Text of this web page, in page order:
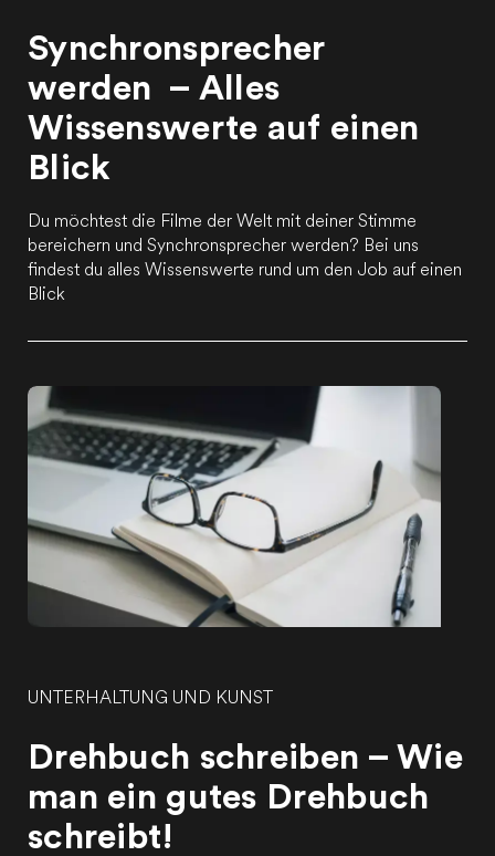
Synchronsprecher
werden – Alles
Wissenswerte auf einen
Blick
Du möchtest die Filme der Welt mit deiner Stimme
bereichern und Synchronsprecher werden? Bei uns
findest du alles Wissenswerte rund um den Job auf einen
Blick
UNTERHALTUNG UND KUNST
Drehbuch schreiben – Wie
man ein gutes Drehbuch
schreibt!